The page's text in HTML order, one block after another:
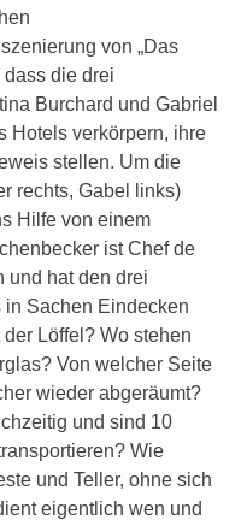
von „Das
dass die drei
Burchard und Gabriel
Hotels verkörpern, ihre
stellen. Um die
rechts, Gabel links)
Hilfe von einem
ist Chef de
und hat den drei
Sachen Eindecken
Löffel? Wo stehen
Von welcher Seite
wieder abgeräumt?
und sind 10
Wie
und Teller, ohne sich
eigentlich wen und